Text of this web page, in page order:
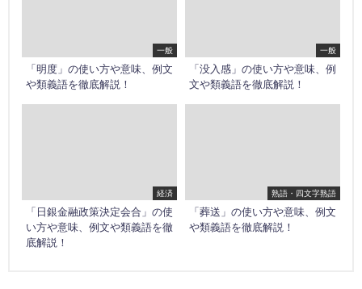
一般
「明度」の使い方や意味、例文
や類義語を徹底解説！
一般
「没入感」の使い方や意味、例
文や類義語を徹底解説！
経済
「日銀金融政策決定会合」の使
い方や意味、例文や類義語を徹
底解説！
熟語・四文字熟語
「葬送」の使い方や意味、例文
や類義語を徹底解説！